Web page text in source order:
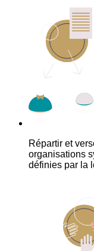
Répartir et
organisations
définies par la